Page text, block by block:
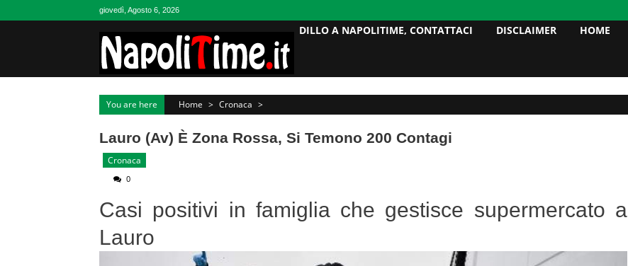
giovedì, Agosto 6, 2026
DILLO A NAPOLITIME, CONTATTACI DISCLAIMER HOME
You are here Home > Cronaca >
Lauro (Av) È Zona Rossa, Si Temono 200 Contagi
Cronaca
0
Casi positivi in famiglia che gestisce supermercato a
Lauro